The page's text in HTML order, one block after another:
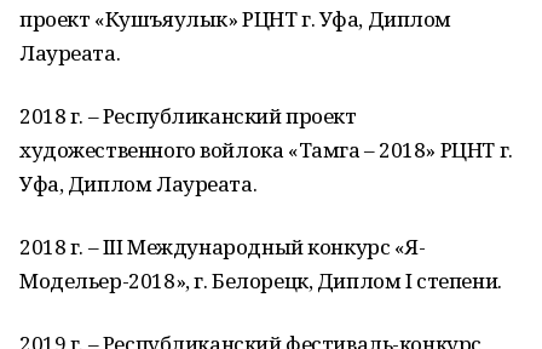
проект «Кушъяулык» РЦНТ г. Уфа, Диплом
Лауреата.
2018 г. – Республиканский проект
художественного войлока «Тамга – 2018» РЦНТ г.
Уфа, Диплом Лауреата.
2018 г. – ІІІ Международный конкурс «Я-
Модельер-2018», г. Белорецк, Диплом І степени.